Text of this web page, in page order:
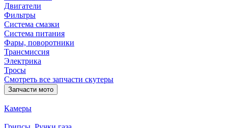
Двигатели
Фильтры
Система смазки
Система питания
Фары, поворотники
Трансмиссия
Электрика
Тросы
Смотреть все запчасти скутеры
Запчасти мото
Камеры